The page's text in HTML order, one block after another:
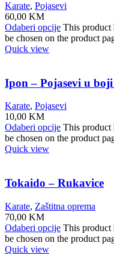
Karate, Pojasevi
60,00 KM
Odaberi opcije This product
be chosen on the product
Quick view
Ipon – Pojasevi u
Karate, Pojasevi
10,00 KM
Odaberi opcije This product
be chosen on the product
Quick view
Tokaido – Rukavice
Karate, Zaštitna oprema
70,00 KM
Odaberi opcije This product
be chosen on the product
Quick view